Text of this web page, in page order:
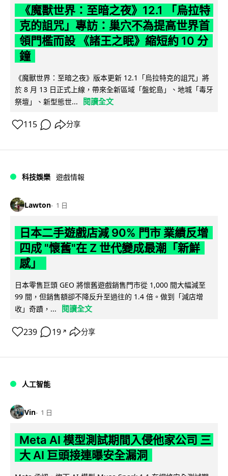
《魔獸世界：至暗之夜》12.1 「烏拉特
克的詛咒」專訪：巢穴不為提高世界首
領門檻而設 《諸王之眠》縮短約 10 分
鐘
《魔獸世界：至暗之夜》版本更新 12.1「烏拉特克的詛咒」將
於 8 月 13 日正式上線，帶來全新區域「盤蛇島」、地城「毒牙
祭壇」、新型態世...
閱讀全文
115 分享
科技娛樂 遊戲情報
Lawton 1 日
日本二手遊戲店減 90% 門市 業績反增
四成 "懷舊"在 Z 世代變成最潮「新鮮
感」
日本零售巨頭 GEO 將懷舊遊戲銷售門市從 1,000 間大幅減至
99 間，但銷售額卻不降反升至過往的 1.4 倍。做到「減店增
收」奇蹟，...
閱讀全文
239 19 ↗ 分享
人工智能
Vin 1 日
Meta AI 模型測試期間入侵他家公司 三
大 AI 巨頭接連曝安全漏洞